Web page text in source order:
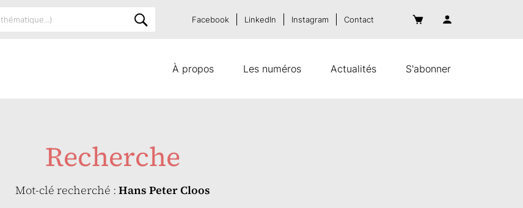
À propos Les numéros Actualités S'abonner
Facebook LinkedIn Instagram Contact
Recherche
Mot-clé recherché : Hans Peter Cloos